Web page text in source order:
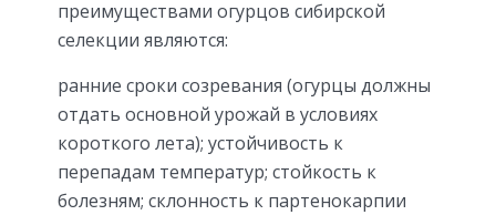
преимуществами огурцов сибирской
селекции являются:
ранние сроки созревания (огурцы должны
отдать основной урожай в условиях
короткого лета); устойчивость к
перепадам температур; стойкость к
болезням; склонность к партенокарпии